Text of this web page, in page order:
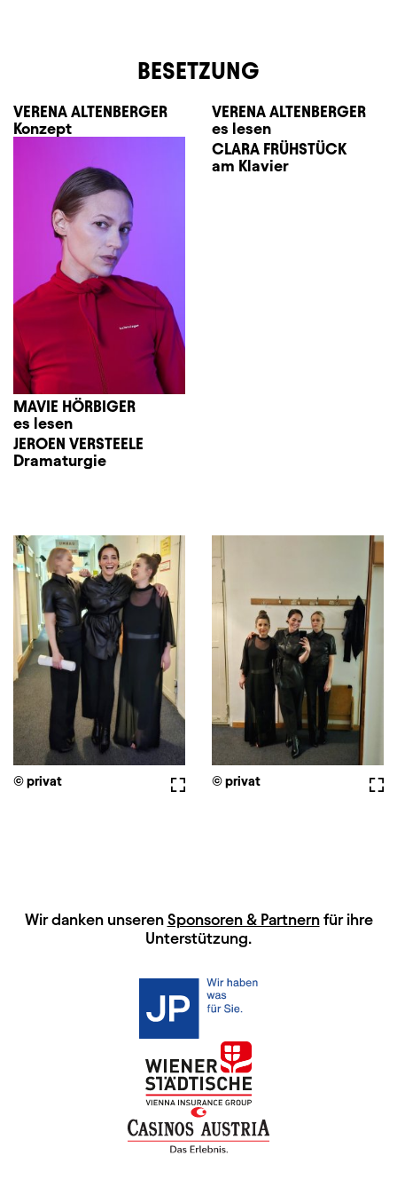
BESETZUNG
VERENA ALTENBERGER
Konzept
VERENA ALTENBERGER
es lesen
MAVIE HÖRBIGER
es lesen
CLARA FRÜHSTÜCK
am Klavier
JEROEN VERSTEELE
Dramaturgie
Vollbild
© privat © privat
HAUPTSPONSOREN
Wir danken unseren Sponsoren & Partnernfür ihre
Unterstützung.